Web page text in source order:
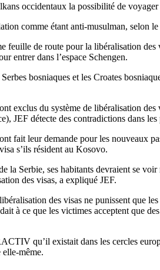
occidentaux la possibilité de
comme étant anti-musulman, selon
de route pour la libéralisation des
entrer dans l’espace Schengen.
bosniaques et les Croates
exclus du système de libéralisation
JEF détecte des contradictions dans
fait leur demande pour les nouveaux
s’ils résident au Kosovo.
la Serbie, ses habitants devraient se
des visas, a expliqué JEF.
des visas ne punissent que
à ce que les victimes acceptent que
qu’il existait dans les cercles
même.